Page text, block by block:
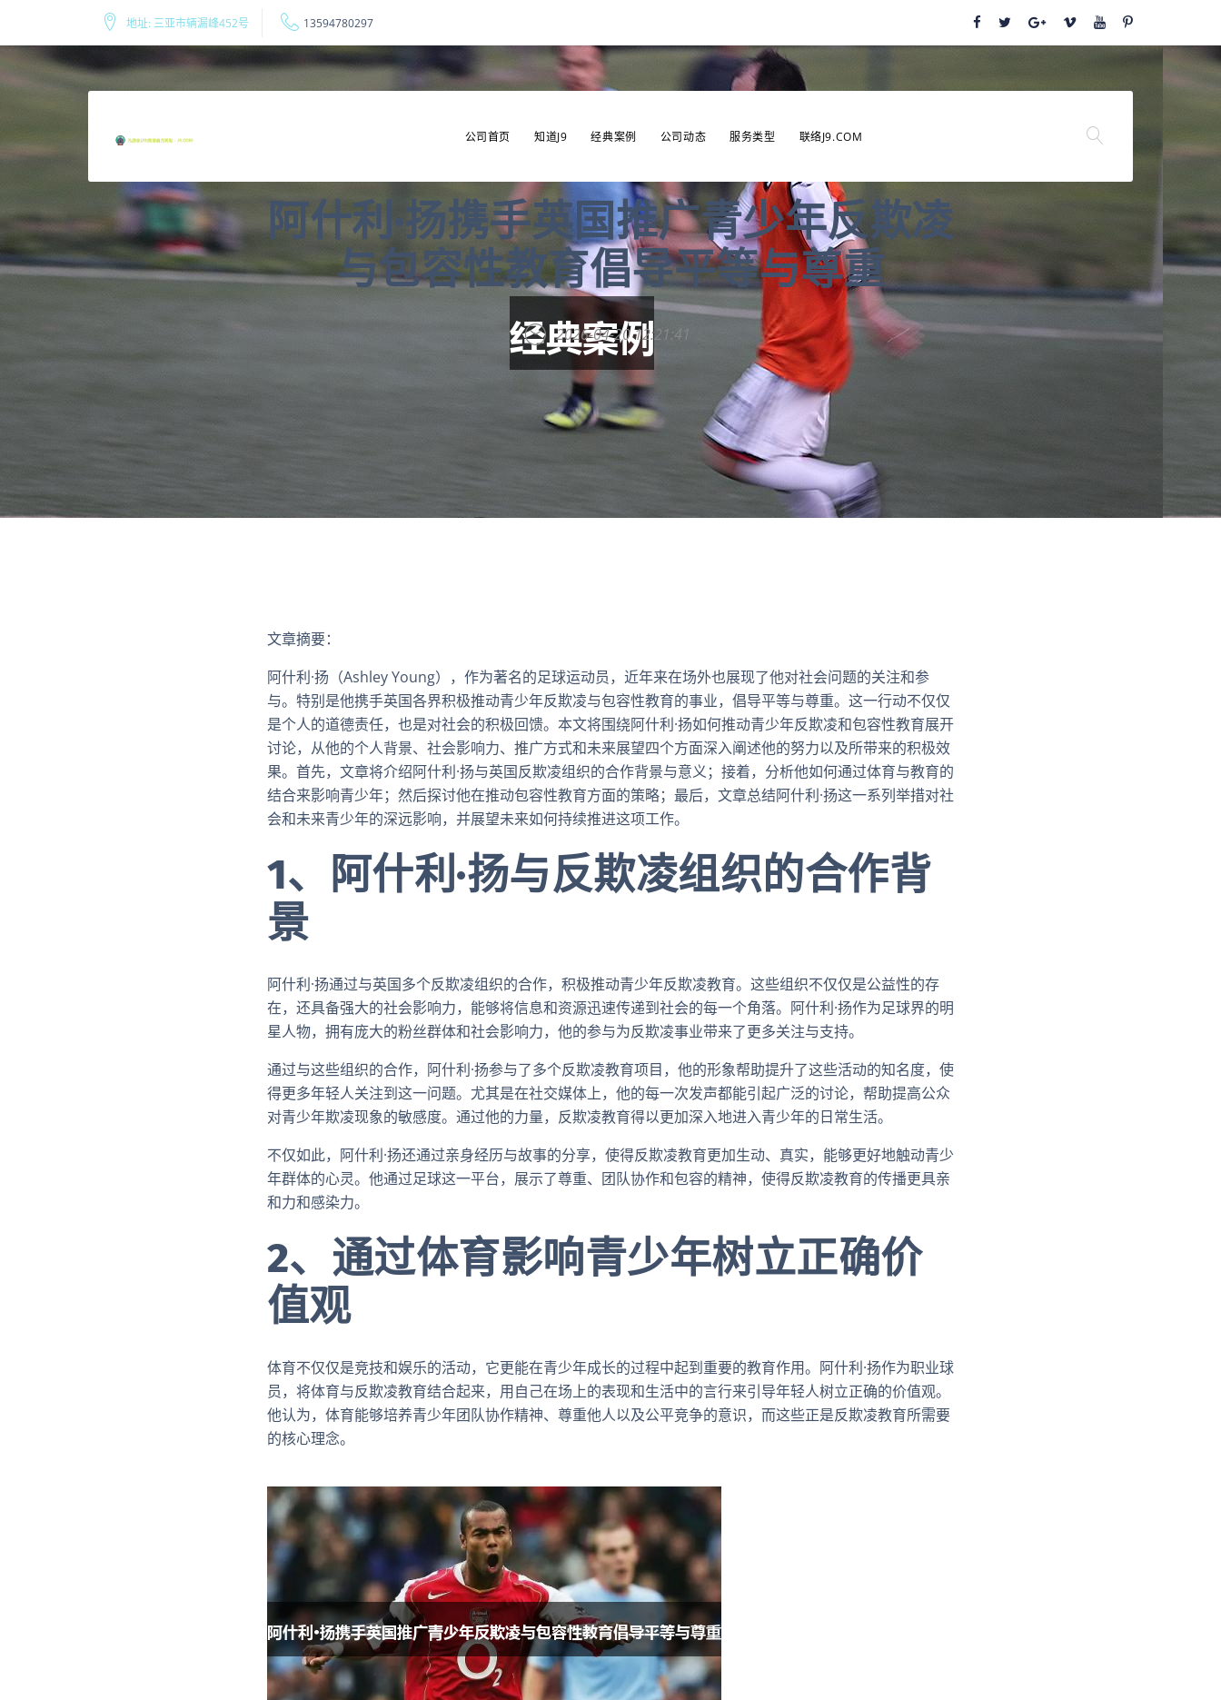
地址: 三亚市辆漏峰452号 13594780297
公司首页 知道J9 经典案例 公司动态 服务类型 联络J9.COM
阿什利·扬携手英国推广青少年反欺凌
与包容性教育倡导平等与尊重
2026-04-20 12:21:41
文章摘要：
阿什利·扬（Ashley Young），作为著名的足球运动员，近年来在场外也展现了他对社会问题的关注和参
与。特别是他携手英国各界积极推动青少年反欺凌与包容性教育的事业，倡导平等与尊重。这一行动不仅仅
是个人的道德责任，也是对社会的积极回馈。本文将围绕阿什利·扬如何推动青少年反欺凌和包容性教育展开
讨论，从他的个人背景、社会影响力、推广方式和未来展望四个方面深入阐述他的努力以及所带来的积极效
果。首先，文章将介绍阿什利·扬与英国反欺凌组织的合作背景与意义；接着，分析他如何通过体育与教育的
结合来影响青少年；然后探讨他在推动包容性教育方面的策略；最后，文章总结阿什利·扬这一系列举措对社
会和未来青少年的深远影响，并展望未来如何持续推进这项工作。
1、阿什利·扬与反欺凌组织的合作背
景
阿什利·扬通过与英国多个反欺凌组织的合作，积极推动青少年反欺凌教育。这些组织不仅仅是公益性的存
在，还具备强大的社会影响力，能够将信息和资源迅速传递到社会的每一个角落。阿什利·扬作为足球界的明
星人物，拥有庞大的粉丝群体和社会影响力，他的参与为反欺凌事业带来了更多关注与支持。
通过与这些组织的合作，阿什利·扬参与了多个反欺凌教育项目，他的形象帮助提升了这些活动的知名度，使
得更多年轻人关注到这一问题。尤其是在社交媒体上，他的每一次发声都能引起广泛的讨论，帮助提高公众
对青少年欺凌现象的敏感度。通过他的力量，反欺凌教育得以更加深入地进入青少年的日常生活。
不仅如此，阿什利·扬还通过亲身经历与故事的分享，使得反欺凌教育更加生动、真实，能够更好地触动青少
年群体的心灵。他通过足球这一平台，展示了尊重、团队协作和包容的精神，使得反欺凌教育的传播更具亲
和力和感染力。
2、通过体育影响青少年树立正确价
值观
体育不仅仅是竞技和娱乐的活动，它更能在青少年成长的过程中起到重要的教育作用。阿什利·扬作为职业球
员，将体育与反欺凌教育结合起来，用自己在场上的表现和生活中的言行来引导年轻人树立正确的价值观。
他认为，体育能够培养青少年团队协作精神、尊重他人以及公平竞争的意识，而这些正是反欺凌教育所需要
的核心理念。